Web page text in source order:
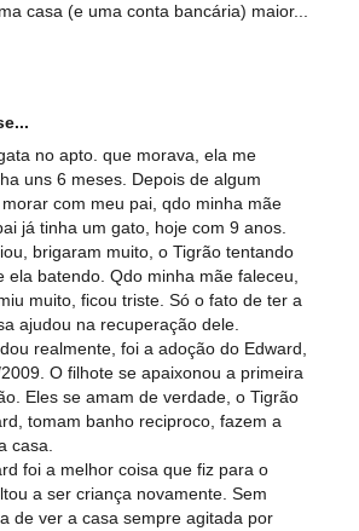
casa (e uma conta bancária) maior...
no apto. que morava, ela me
uns 6 meses. Depois de algum
com meu pai, qdo minha mãe
já tinha um gato, hoje com 9 anos.
brigaram muito, o Tigrão tentando
ela batendo. Qdo minha mãe faleceu,
muito, ficou triste. Só o fato de ter a
ajudou na recuperação dele.
realmente, foi a adoção do Edward,
O filhote se apaixonou a primeira
Eles se amam de verdade, o Tigrão
tomam banho reciproco, fazem a
casa.
foi a melhor coisa que fiz para o
a ser criança novamente. Sem
de ver a casa sempre agitada por